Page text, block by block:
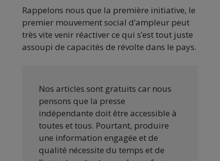
Rappelons nous que la première initiative, le
premier mouvement social d’ampleur peut
très vite venir réactiver ce qui s’est tout juste
assoupi de capacités de révolte dans le pays.
Nos articles sont gratuits car nous
pensons que la presse
indépendante doit être accessible à
toutes et tous. Pourtant, produire
une information engagée et de
qualité nécessite du temps et de